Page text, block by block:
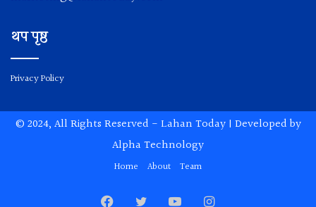
थप पृष्ठ
Privacy Policy
© 2024, All Rights Reserved - Lahan Today| Developed by
Alpha Technology
Home About Team
FacebookTwitterYouTubeInstagram